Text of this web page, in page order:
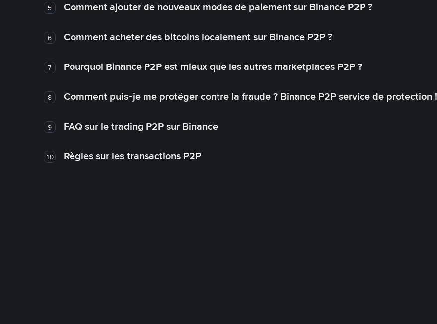
5 Comment ajouter de nouveaux modes de paiement sur Binance P2P ?
6 Comment acheter des bitcoins localement sur Binance P2P ?
7 Pourquoi Binance P2P est mieux que les autres marketplaces P2P ?
8 Comment puis-je me protéger contre la fraude ? Binance P2P service de protection !
9 FAQ sur le trading P2P sur Binance
10 Règles sur les transactions P2P